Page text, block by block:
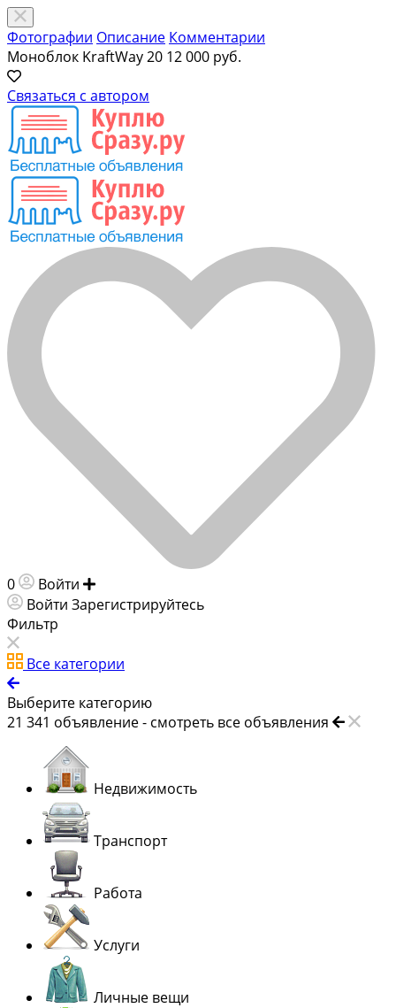
Фотографии Описание Комментарии
Моноблок KraftWay 20 12 000 руб.
Связаться с автором
0 Войти
Войти Зарегистрируйтесь
Фильтр
Все категории
Выберите категорию
21 341 объявление - смотреть все объявления
Недвижимость
Транспорт
Работа
Услуги
Личные вещи